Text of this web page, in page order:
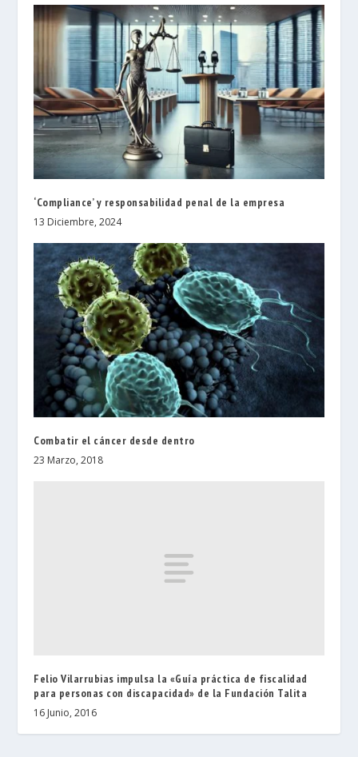
‘Compliance’ y responsabilidad penal de la empresa
13 Diciembre, 2024
Combatir el cáncer desde dentro
23 Marzo, 2018
Felio Vilarrubias impulsa la «Guía práctica de fiscalidad
para personas con discapacidad» de la Fundación Talita
16 Junio, 2016